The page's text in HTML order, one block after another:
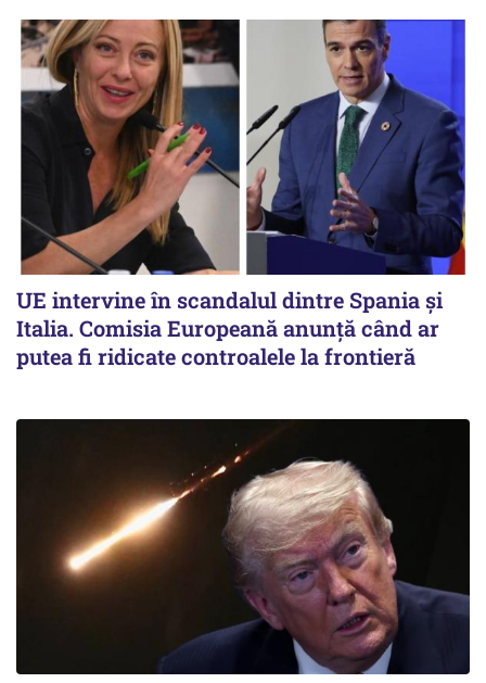
UE intervine în scandalul dintre Spania și
Italia. Comisia Europeană anunță când ar
putea fi ridicate controalele la frontieră